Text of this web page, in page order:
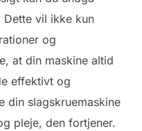
Dette vil ikke kun
og
at din maskine altid
effektivt og
din slagskruemaskine
pleje, den fortjener.